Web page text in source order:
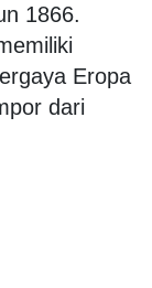
1866.
Eropa
dari